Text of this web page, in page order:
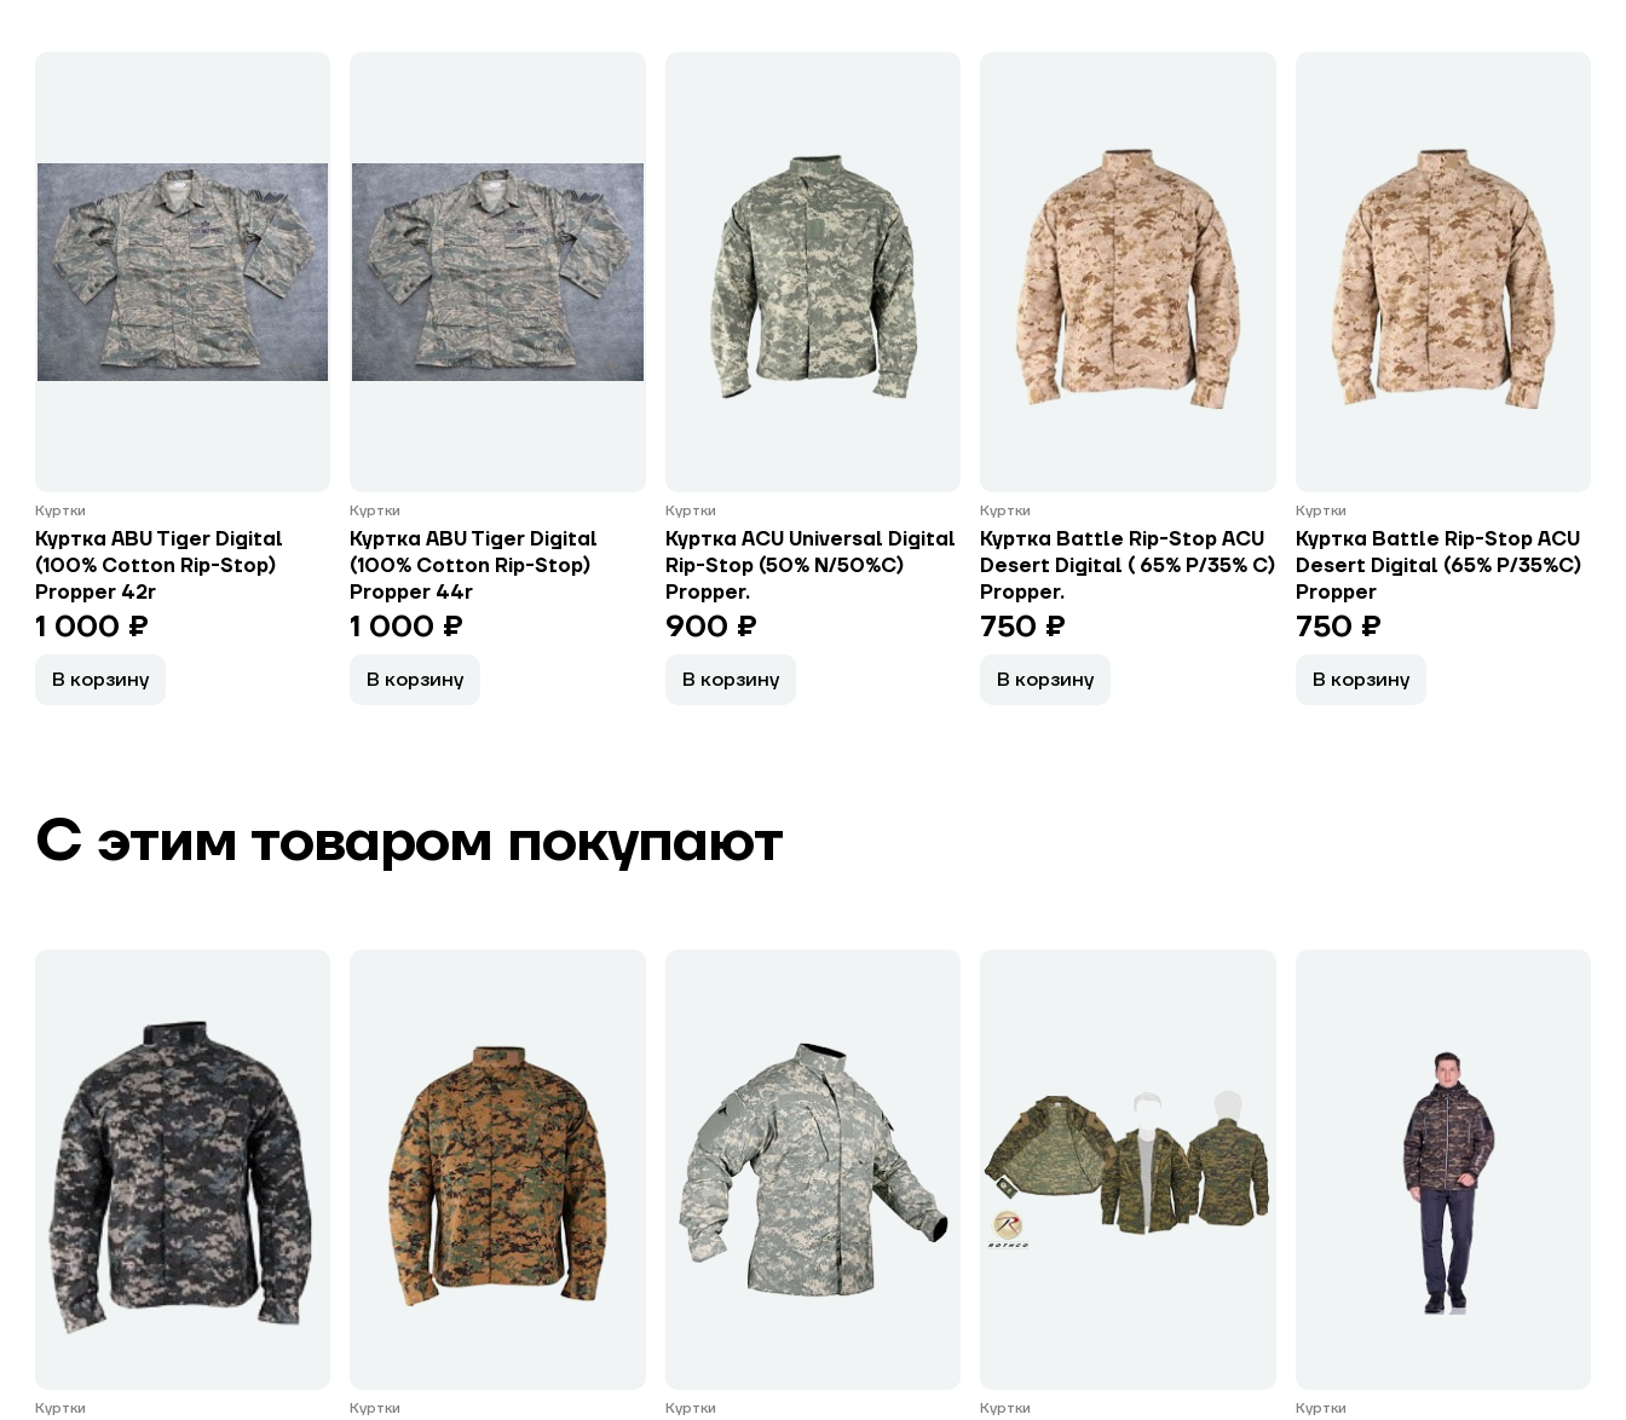
Куртки
Куртка ABU Tiger Digital
(100% Cotton Rip-Stop)
Propper 42r
1 000 ₽
В корзину
Куртки
Куртка ABU Tiger Digital
(100% Cotton Rip-Stop)
Propper 44r
1 000 ₽
В корзину
Куртки
Куртка ACU Universal Digital
Rip-Stop (50% N/50%C)
Propper.
900 ₽
В корзину
Куртки
Куртка Battle Rip-Stop ACU
Desert Digital ( 65% P/35% C)
Propper.
750 ₽
В корзину
Куртки
Куртка Battle Rip-Stop ACU
Desert Digital (65% P/35%C)
Propper
750 ₽
В корзину
С этим товаром покупают
Куртки Куртки Куртки Куртки Куртки